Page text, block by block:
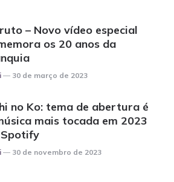
– Novo vídeo especial
os 20 anos da
30 de março de 2023
no Ko: tema de abertura é
mais tocada em 2023
30 de novembro de 2023